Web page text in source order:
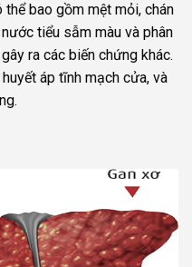
bao gồm mệt mỏi, chán
tiểu sẫm màu và phân
ra các biến chứng khác.
áp tĩnh mạch cửa, và